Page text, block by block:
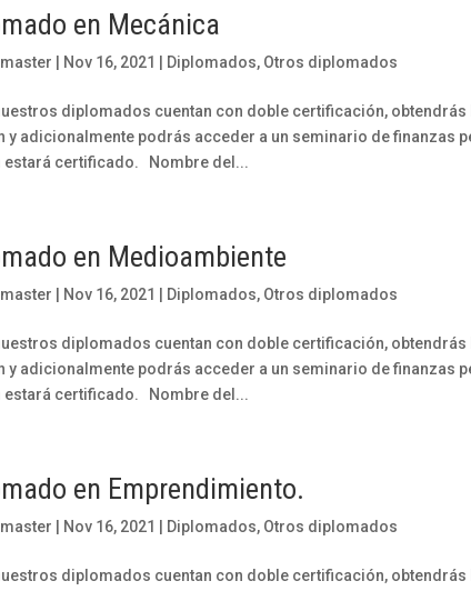
en Mecánica
Nov 16, 2021 Diplomados, Otros diplomados
diplomados cuentan con doble certificación,
y adicionalmente podrás acceder a un seminario de finanzas
estará certificado. Nombre del...
en Medioambiente
Nov 16, 2021 Diplomados, Otros diplomados
diplomados cuentan con doble certificación,
y adicionalmente podrás acceder a un seminario de finanzas
estará certificado. Nombre del...
en Emprendimiento.
Nov 16, 2021 Diplomados, Otros diplomados
diplomados cuentan con doble certificación,